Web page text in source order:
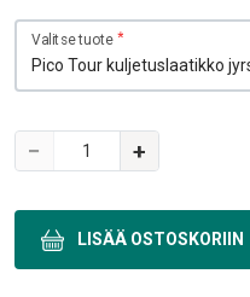
Variations
Valitse tuote
− +